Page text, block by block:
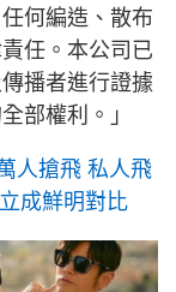
何編造、散布
任。本公司已
播者進行證據
部權利。」
人搶飛 私人飛
成鮮明對比